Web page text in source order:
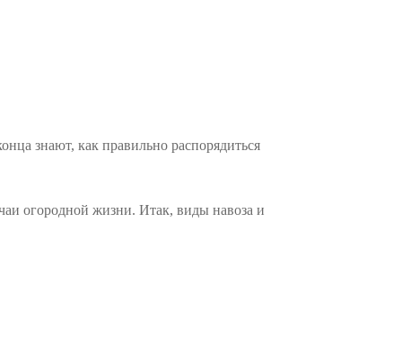
знают, как правильно распорядиться
огородной жизни. Итак, виды навоза и